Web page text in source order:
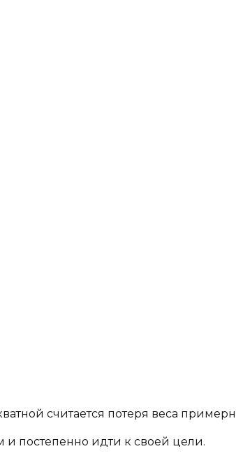
считается потеря веса
и постепенно идти к своей цели.